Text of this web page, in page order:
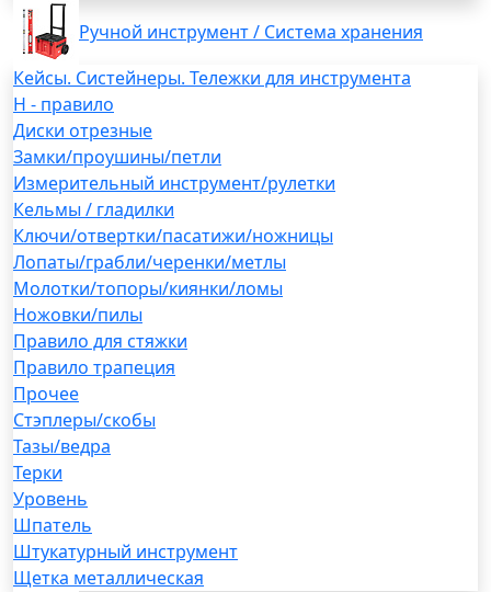
Ручной инструмент / Система хранения
Кейсы. Систейнеры. Тележки для инструмента
H - правило
Диски отрезные
Замки/проушины/петли
Измерительный инструмент/рулетки
Кельмы / гладилки
Ключи/отвертки/пасатижи/ножницы
Лопаты/грабли/черенки/метлы
Молотки/топоры/киянки/ломы
Ножовки/пилы
Правило для стяжки
Правило трапеция
Прочее
Стэплеры/скобы
Тазы/ведра
Терки
Уровень
Шпатель
Штукатурный инструмент
Щетка металлическая